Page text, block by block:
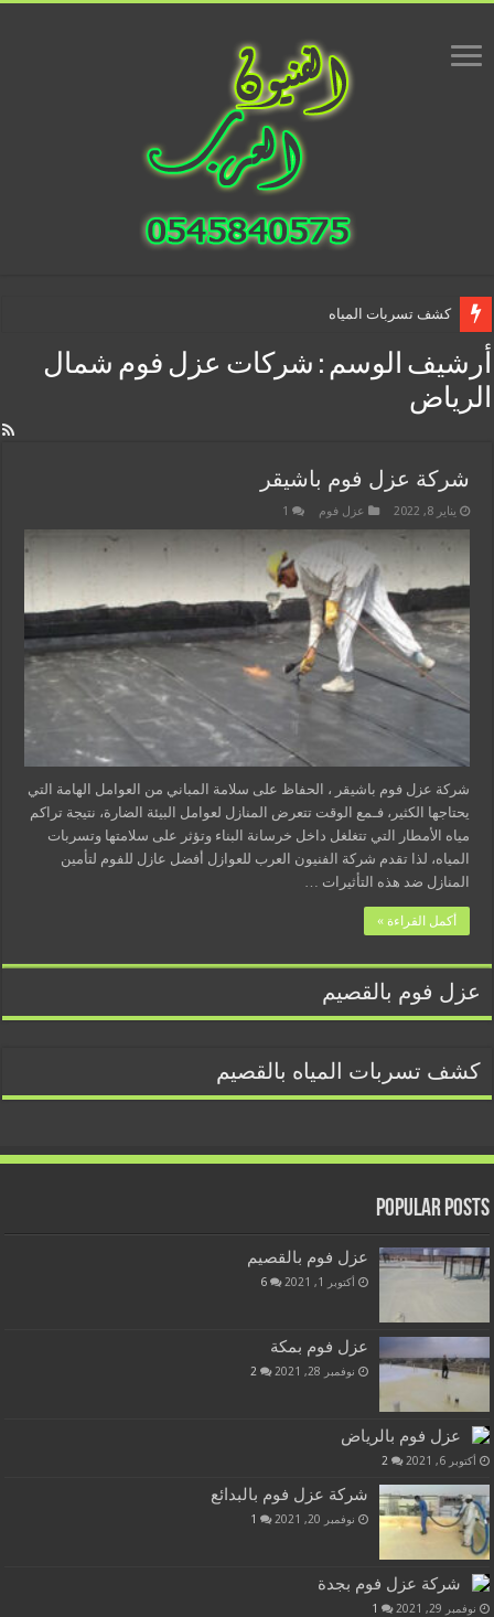
كشف تسربات المياه
أرشيف الوسم : شركات عزل فوم شمال
الرياض
شركة عزل فوم باشيقر
يناير 8, 2022 عزل فوم 1
شركة عزل فوم باشيقر ، الحفاظ على سلامة المباني من العوامل الهامة التي
يحتاجها الكثير، فـمع الوقت تتعرض المنازل لعوامل البيئة الضارة، نتيجة تراكم
مياه الأمطار التي تتغلغل داخل خرسانة البناء وتؤثر على سلامتها وتسربات
المياه، لذا تقدم شركة الفنيون العرب للعوازل أفضل عازل للفوم لتأمين
المنازل ضد هذه التأثيرات …
أكمل القراءة »
عزل فوم بالقصيم
كشف تسربات المياه بالقصيم
Popular Posts
عزل فوم بالقصيم
أكتوبر 1, 2021 6
عزل فوم بمكة
نوفمبر 28, 2021 2
عزل فوم بالرياض
أكتوبر 6, 2021 2
شركة عزل فوم بالبدائع
نوفمبر 20, 2021 1
شركة عزل فوم بجدة
نوفمبر 29, 2021 1